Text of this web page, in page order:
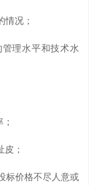
况；
理水平和技术水
；
标价格不尽人意或